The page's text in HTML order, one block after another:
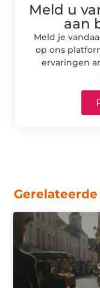
Meld u
aan
Meld je
op ons
ervaringen